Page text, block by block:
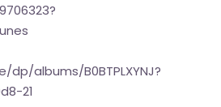
albums/B0BTPLXYNJ?
21